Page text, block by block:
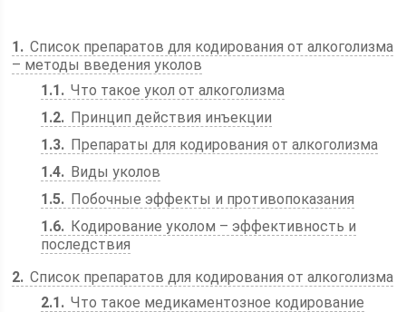
1
Список препаратов для кодирования от алкоголизма
– методы введения уколов
1.1
Что такое укол от алкоголизма
1.2
Принцип действия инъекции
1.3
Препараты для кодирования от алкоголизма
1.4
Виды уколов
1.5
Побочные эффекты и противопоказания
1.6
Кодирование уколом – эффективность и
последствия
2 Список препаратов для кодирования от алкоголизма
2.1
Что такое медикаментозное кодирование